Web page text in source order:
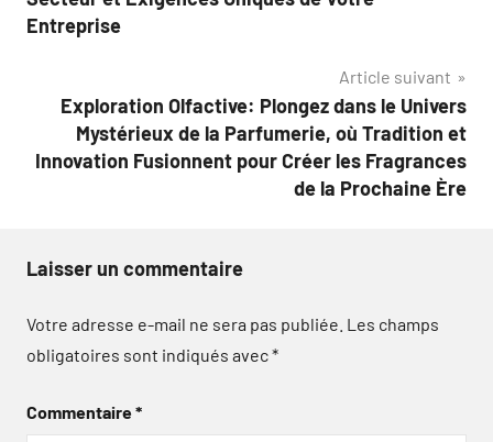
Entreprise
Article suivant
Exploration Olfactive: Plongez dans le Univers
Mystérieux de la Parfumerie, où Tradition et
Innovation Fusionnent pour Créer les Fragrances
de la Prochaine Ère
Laisser un commentaire
Votre adresse e-mail ne sera pas publiée. Les champs
obligatoires sont indiqués avec*
Commentaire*